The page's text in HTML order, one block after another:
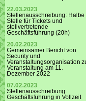
22.03.2023
Stellenausschreibung: Halbe
Stelle für Tickets und
stellvertretende
Geschäftsführung (20h)
20.02.2023
Gemeinsamer Bericht von
Security und
Veranstaltungsorganisation
Veranstaltung am 11.
Dezember 2022
07.02.2023
Stellenausschreibung:
Geschäftsführung in Vollzeit